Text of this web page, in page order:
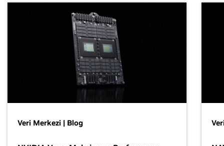
Veri Merkezi | Blog